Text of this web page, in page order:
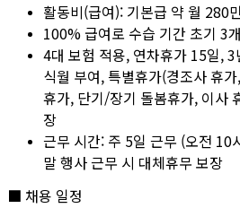
활동비(급여): 기본급 약 월 280
100% 급여로 수습 기간 초기 3
4대 보험 적용, 연차휴가 15일,
식월 부여, 특별휴가(경조사 휴
휴가, 단기/장기 돌봄휴가, 이사
장
근무 시간: 주 5일 근무 (오전 10
말 행사 근무 시 대체휴무 보장
■ 채용 일정